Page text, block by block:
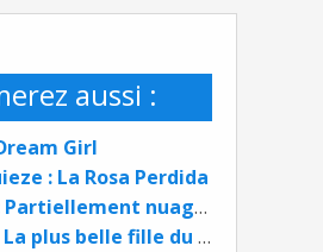
aussi :
Girl
: La Rosa Perdida
Antoine Choplin : Partiellement nuageux
Agnès Desarthe : La plus belle fille du monde